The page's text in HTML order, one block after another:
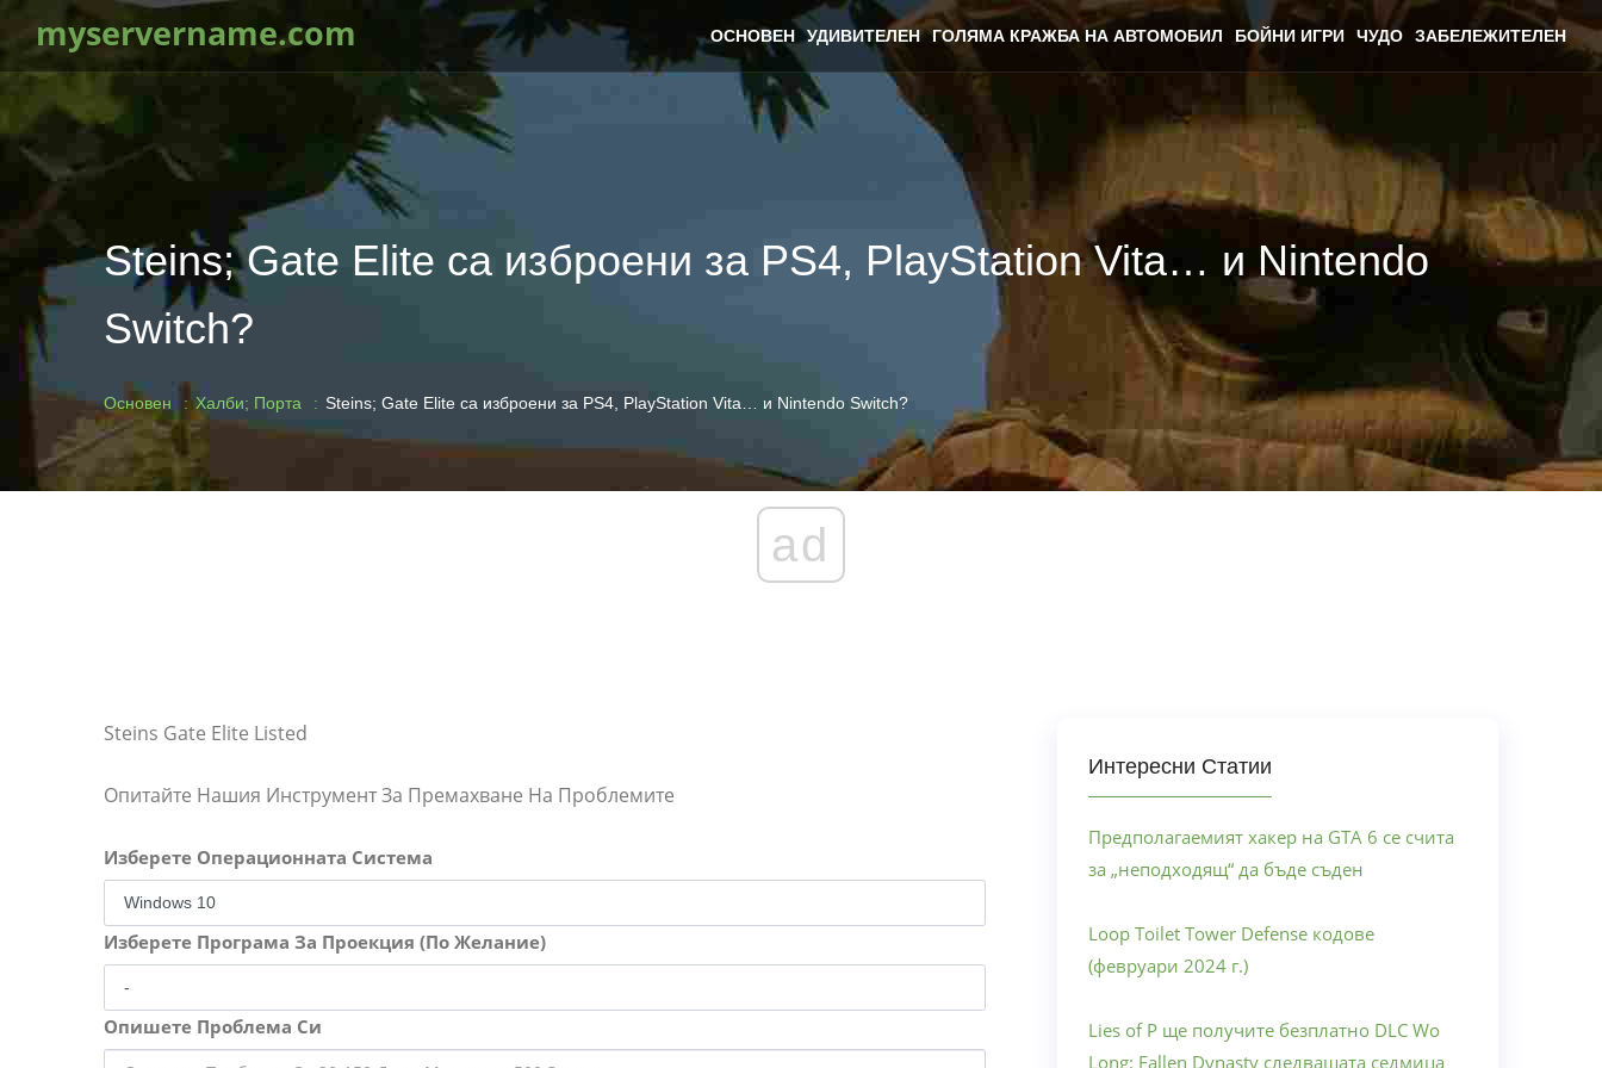
myservername.com ОСНОВЕН УДИВИТЕЛЕН ГОЛЯМА КРАЖБА НА АВТОМОБИЛ БОЙНИ ИГРИ ЧУДО ЗАБЕЛЕЖИТЕЛЕН
Steins; Gate Elite са изброени за PS4, PlayStation Vita… и Nintendo
Switch?
Основен Халби; Порта Steins; Gate Elite са изброени за PS4, PlayStation Vita… и Nintendo Switch?
ad
Steins Gate Elite Listed
Опитайте Нашия Инструмент За Премахване На Проблемите
Изберете Операционната Система
Изберете Програма За Проекция (По Желание)
Опишете Проблема Си
Интересни Статии
Предполагаемият хакер на GTA 6 се счита
за „неподходящ“ да бъде съден
Loop Toilet Tower Defense кодове
(февруари 2024 г.)
Lies of P ще получите безплатно DLC Wo
Long: Fallen Dynasty следващата седмица